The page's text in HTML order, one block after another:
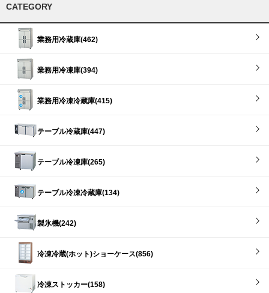
CATEGORY
業務用冷蔵庫(462)
業務用冷凍庫(394)
業務用冷凍冷蔵庫(415)
テーブル冷蔵庫(447)
テーブル冷凍庫(265)
テーブル冷凍冷蔵庫(134)
製氷機(242)
冷凍冷蔵(ホット)ショーケース(856)
冷凍ストッカー(158)